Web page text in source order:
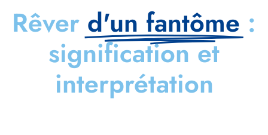
Rêver d'un fantôme :
signification et
interprétation